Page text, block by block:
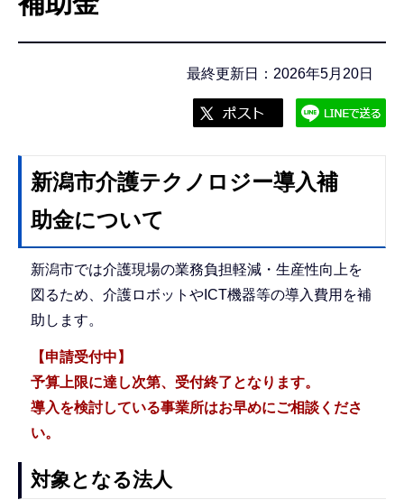
最終更新日：2026年5月20日
新潟市介護テクノロジー導入補
助金について
新潟市では介護現場の業務負担軽減・生産性向上を
図るため、介護ロボットやICT機器等の導入費用を補
助します。
【申請受付中】
予算上限に達し次第、受付終了となります。
導入を検討している事業所はお早めにご相談くださ
い。
対象となる法人